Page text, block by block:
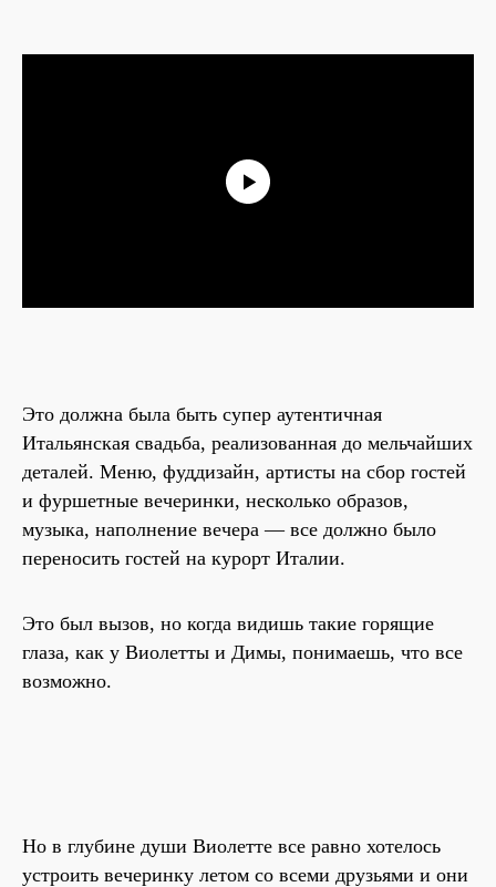
Это должна была быть супер аутентичная
Итальянская свадьба, реализованная до мельчайших
деталей. Меню, фуддизайн, артисты на сбор гостей
и фуршетные вечеринки, несколько образов,
музыка, наполнение вечера — все должно было
переносить гостей на курорт Италии.
Это был вызов, но когда видишь такие горящие
глаза, как у Виолетты и Димы, понимаешь, что все
возможно.
Но в глубине души Виолетте все равно хотелось
устроить вечеринку летом со всеми друзьями и они